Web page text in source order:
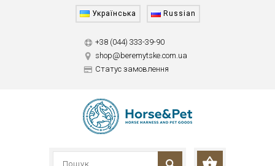
Українська Russian
+38 (044) 333-39-90
shop@beremytske.com.ua
Статус замовлення